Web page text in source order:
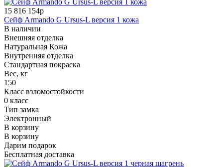
15 816 154р
Сейф Armando G Ursus-L версия 1 кожа
В наличии
Внешняя отделка
Натуральная Кожа
Внутренняя отделка
Стандартная покраска
Вес, кг
150
Класс взломостойкости
0 класс
Тип замка
Электронный
В корзину
В корзину
Дарим подарок
Бесплатная доставка